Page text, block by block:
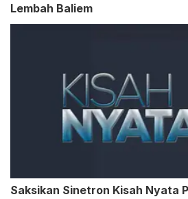
Lembah Baliem
Saksikan Sinetron Kisah Nyata